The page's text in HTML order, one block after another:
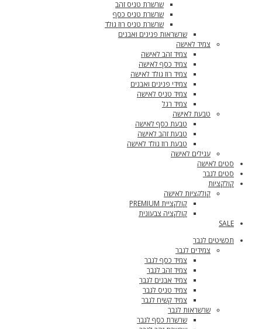
שרשרת טניס זהב
שרשרת טניס כסף
שרשרת טניס רוז גולד
שרשראות פנינים ואבנים
צמיד לאישה
צמיד זהב לאישה
צמיד כסף לאישה
צמיד רוז גולד לאישה
צמידי פנינים ואבנים
צמיד טניס לאישה
צמיד רגל
טבעת לאישה
טבעת כסף לאישה
טבעת זהב לאישה
טבעת רוז גולד לאישה
עגילים לאישה
סטים לאישה
סטים לגבר
קולקציות
קולקציות לאישה
קולקציית PREMIUM
קולקציה צבעונית
SALE
תכשיטים לגבר
צמידים לגבר
צמיד כסף לגבר
צמיד זהב לגבר
צמיד אבנים לגבר
צמיד טניס לגבר
צמיד קשיח לגבר
שרשראות לגבר
שרשרת כסף לגבר